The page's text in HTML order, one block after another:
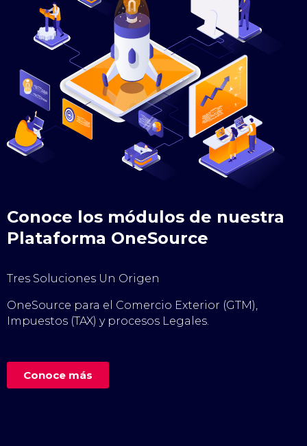
Conoce los módulos de nuestra
Plataforma OneSource
Tres Soluciones Un Origen
OneSource para el Comercio Exterior (GTM),
Impuestos (TAX) y procesos Legales.
Conoce más